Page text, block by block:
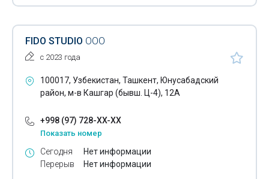
Шелкография
Широкоформатные принтеры
Этикетки самоклеющиеся
Этикетки тканые
Этикетки печатные
Тампопечать
POS материалы
Изготовление выставочных стендов
FIDO STUDIO ООО
с 2023 года
100017, Узбекистан, Ташкент, Юнусабадский
район, м-в Кашгар (бывш. Ц-4), 12А
+998 (97) 728-XX-XX
Показать номер
Сегодня
Перерыв
Нет информации
Нет информации